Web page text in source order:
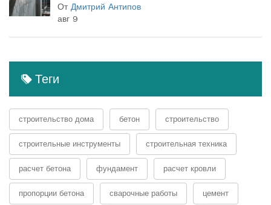
От Дмитрий Антипов
авг 9
Теги
строительство дома бетон строительство
строительные инструменты строительная техника
расчет бетона фундамент расчет кровли
пропорции бетона сварочные работы цемент